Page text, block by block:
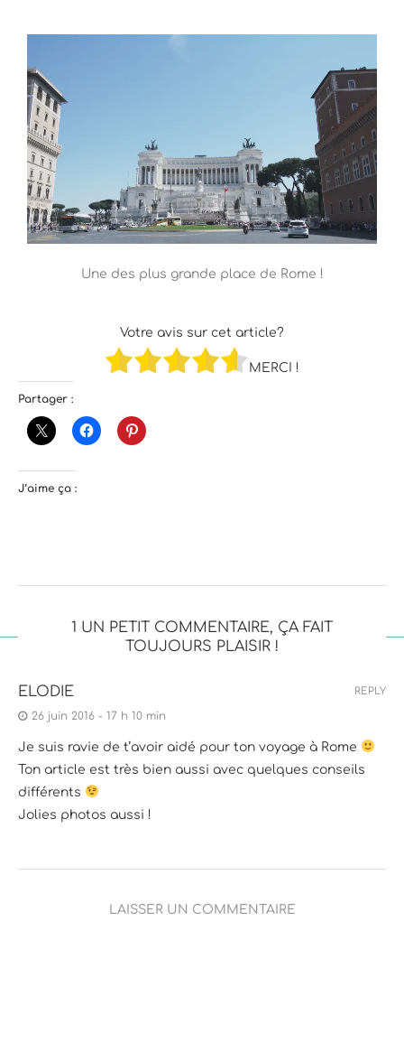
Une des plus grande place de Rome !
Votre avis sur cet article?
MERCI !
Partager :
J’aime ça :
1 UN PETIT COMMENTAIRE, ÇA FAIT
TOUJOURS PLAISIR !
ELODIE
26 juin 2016 - 17 h 10 min
Je suis ravie de t’avoir aidé pour ton voyage à Rome
Ton article est très bien aussi avec quelques conseils
différents
Jolies photos aussi !
REPLY
LAISSER UN COMMENTAIRE